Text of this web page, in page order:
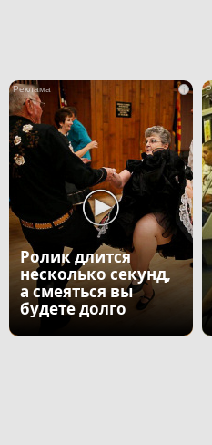
i
Ролик длится
несколько секунд,
а смеяться вы
будете долго